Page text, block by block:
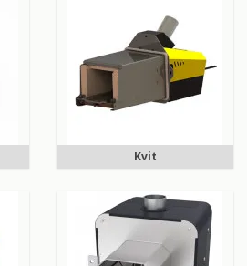
Kvit